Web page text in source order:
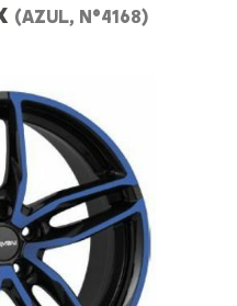
(AZUL, N°4168)